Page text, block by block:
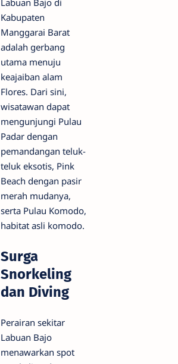
Labuan Bajo di
Kabupaten
Manggarai Barat
adalah gerbang
utama menuju
keajaiban alam
Flores. Dari sini,
wisatawan dapat
mengunjungi Pulau
Padar dengan
pemandangan teluk-
teluk eksotis, Pink
Beach dengan pasir
merah mudanya,
serta Pulau Komodo,
habitat asli komodo.
Surga
Snorkeling
dan Diving
Perairan sekitar
Labuan Bajo
menawarkan spot